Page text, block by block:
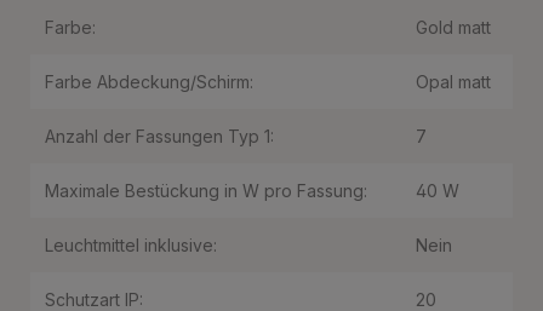
Farbe: Gold matt
Farbe Abdeckung/Schirm: Opal matt
Anzahl der Fassungen Typ 1: 7
Maximale Bestückung in W pro Fassung: 40 W
Leuchtmittel inklusive: Nein
Schutzart IP: 20